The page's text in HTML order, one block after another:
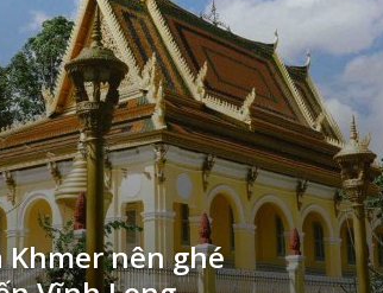
Khmer nên ghé